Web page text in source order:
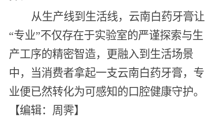
从生产线到生活线，云南白药牙膏让
“专业”不仅存在于实验室的严谨探索与生
产工序的精密智造，更融入到生活场景
中，当消费者拿起一支云南白药牙膏，专
业便已然转化为可感知的口腔健康守护。
【编辑：周霁】